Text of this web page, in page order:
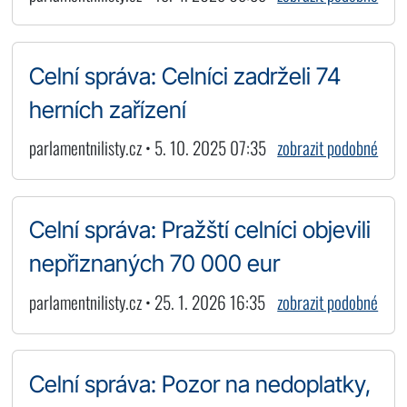
Celní správa: Celníci zadrželi 74
herních zařízení
parlamentnilisty.cz • 5. 10. 2025 07:35 zobrazit podobné
Celní správa: Pražští celníci objevili
nepřiznaných 70 000 eur
parlamentnilisty.cz • 25. 1. 2026 16:35 zobrazit podobné
Celní správa: Pozor na nedoplatky,